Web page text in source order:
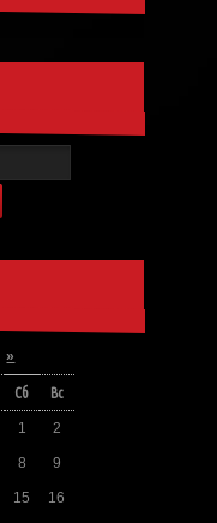
»
Сб Вс
1 2
8 9
15 16